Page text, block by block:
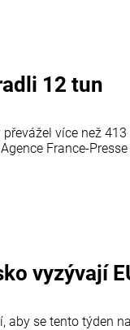
12 tun
více než
France-Presse
vyzývají
aby se tento týden na